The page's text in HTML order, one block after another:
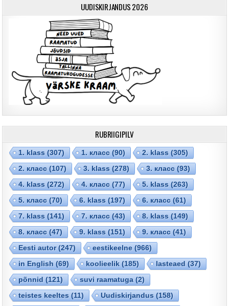
UUDISKIRJANDUS 2026
RUBRIIGIPILV
1. klass (307) 1. класс (90) 2. klass (305)
2. класс (107) 3. klass (278) 3. класс (93)
4. klass (272) 4. класс (77) 5. klass (263)
5. класс (70) 6. klass (197) 6. класс (61)
7. klass (141) 7. класс (43) 8. klass (149)
8. класс (47) 9. klass (151) 9. класс (41)
Eesti autor(247) eestikeelne (966)
in English (69) koolieelik (185) lasteaed (37)
põnnid (121) suvi raamatuga (2)
teistes keeltes (11) Uudiskirjandus (158)